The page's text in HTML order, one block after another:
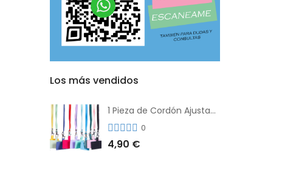
Los más vendidos
1 Pieza de Cordón Ajustable Universal Para el Teléfono Con Clip Antipérdida
0
4,90 €